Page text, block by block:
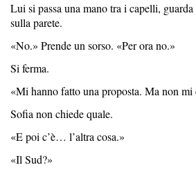
Lui si passa una mano tra i capelli,
sulla parete.
«No.» Prende un sorso. «Per ora no.»
Si ferma.
«Mi hanno fatto una proposta. Ma non mi
Sofia non chiede quale.
«E poi c’è… l’altra cosa.»
«Il Sud?»